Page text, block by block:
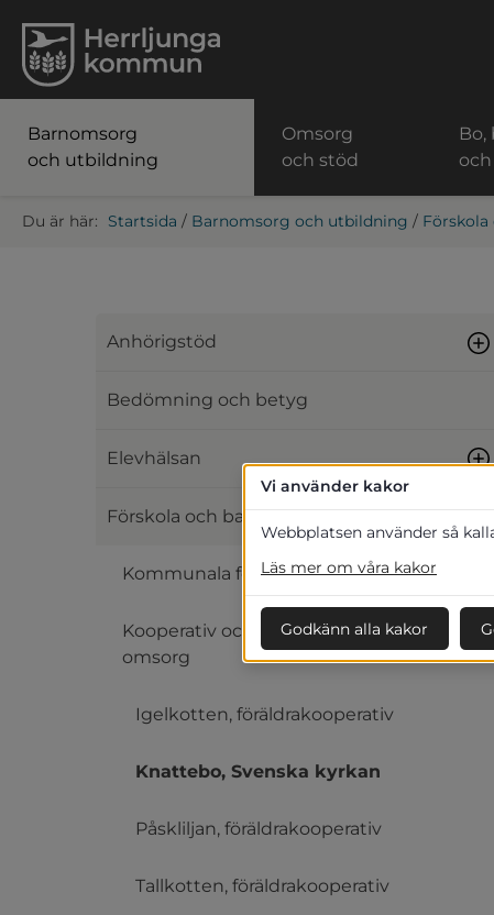
Barnomsorg
och utbildning
Omsorg
och stöd
Bo,
Startsida / Barnomsorg och utbildning /
Anhörigstöd
Bedömning och betyg
Elevhälsan
Förskola och barnomsorg, 0-5 år
Kommunala förskolor
Kooperativ och annan pedagogisk
omsorg
Igelkotten, föräldrakooperativ
Knattebo, Svenska kyrkan
Påskliljan, föräldrakooperativ
Tallkotten, föräldrakooperativ
Vi använder kakor
Webbplatsen använder så
Läs mer om våra kakor
Godkänn alla kakor